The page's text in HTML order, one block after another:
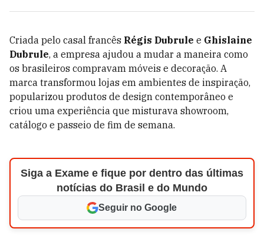
Criada pelo casal francês Régis Dubrule e Ghislaine
Dubrule, a empresa ajudou a mudar a maneira como
os brasileiros compravam móveis e decoração. A
marca transformou lojas em ambientes de inspiração,
popularizou produtos de design contemporâneo e
criou uma experiência que misturava showroom,
catálogo e passeio de fim de semana.
Siga a Exame e fique por dentro das últimas
notícias do Brasil e do Mundo
Seguir no Google